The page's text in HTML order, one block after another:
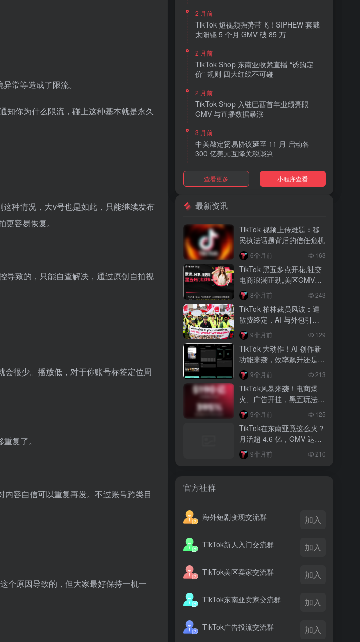
常等造成了限流。
知你为什么限流，碰上这种基本就是永久
种情况，大v号也是如此，只能继续发布
容易恢复。
导致的，只能自查解决，通过原创自拍视
很少。播放低，对于你账号标签定位周
复了。
容自信可以重复再发。不过账号跨类目
个原因导致的，但大家最好保持一机一
2 月前
TikTok 短视频强势带飞！SIPHEW 套戴
太阳镜 5 个月 GMV 破 85 万
2 月前
TikTok Shop 东南亚收紧直播 “诱购定
价” 规则 四大红线不可碰
2 月前
TikTok Shop 入驻巴西首年业绩亮眼
GMV 与直播数据暴涨
3 月前
中美敲定贸易协议延至 11 月 启动各
300 亿美元互降关税谈判
3 月前
TikTok Shop 上线 “三日达” 标签 履约
3 月前
AI 购物代理化趋势明显 30% 美国消费
者接受 AI 代下单
3 月前
TikTok Shop 爱尔兰全面开放入驻 本土
品牌可零门槛开店
3 月前
音乐节降噪耳塞风靡欧美 DTC 品牌单日
营收突破 200 万元
3 月前
越南监管出手核查Shopee、TikTok
Shop涨价行为，佣金调整遭调查
3 月前
TikTok Shop 印尼推出出海项目 助力本
土品牌开拓东南亚市场
3 月前
TikTok Shop 英美周榜出炉 美妆家居成
查看更多 小程序查看
最新资讯
TikTok 视频上传难题：移
民执法话题背后的信任危机
6个月前 163
TikTok 黑五多点开花,社交
电商浪潮正劲,美区GMV突
破35亿8个月前 243
TikTok 柏林裁员风波：遣
散费终定，AI 与外包引发
的行业思考
9个月前 129
TikTok 大动作！AI 创作新
功能来袭，效率飙升还是体
验灾难？
9个月前 213
TikTok风暴来袭！电商爆
火、广告开挂，黑五玩法超
惊艳，你跟得上吗？
9个月前 125
TikTok在东南亚竟这么火？
月活超 4.6 亿，GMV 达
382 亿，还有超多惊喜玩法
9个月前 210
官方社群
海外短剧变现交流群 加入
TikTok新人入门交流群 加入
TikTok美区卖家交流群 加入
TikTok东南亚卖家交流群 加入
TikTok广告投流交流群 加入